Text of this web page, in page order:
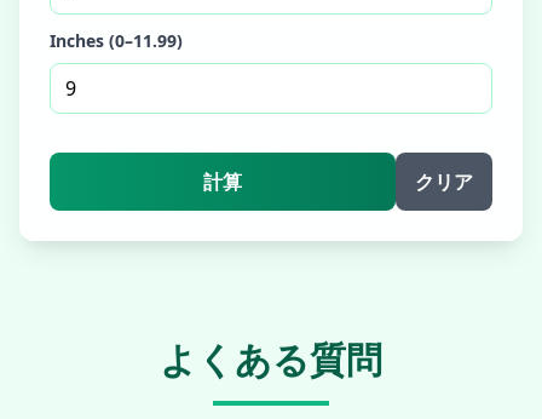
Inches (0–11.99)
計算 クリア
よくある質問